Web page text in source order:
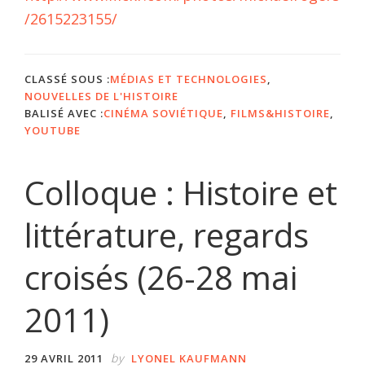
/2615223155/
CLASSÉ SOUS :MÉDIAS ET TECHNOLOGIES
NOUVELLES DE L'HISTOIRE
BALISÉ AVEC :CINÉMA SOVIÉTIQUE FILMS&HISTOIRE
YOUTUBE
Colloque : Histoire et
littérature, regards
croisés (26-28 mai
2011)
29 AVRIL 2011 by LYONEL KAUFMANN